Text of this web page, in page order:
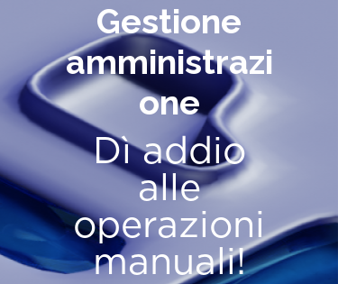
Gestione
amministrazi
one
Dì addio
alle
operazioni
manuali!